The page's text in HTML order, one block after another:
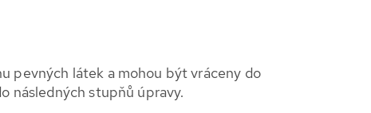
pevných látek a mohou být vráceny do
následných stupňů úpravy.